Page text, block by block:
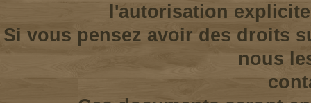
l'autorisation
Si vous pensez avoir des droits
nous